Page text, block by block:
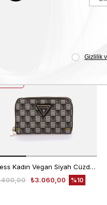
Guess Kadın Vegan Siyah Cüzdan Cüzdan
₺3.060,00
%10